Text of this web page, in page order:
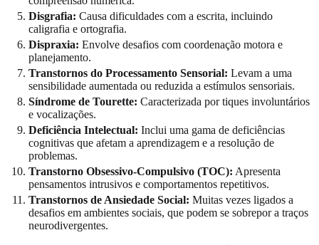
Disgrafia: Causa dificuldades com a escrita, incluindo
caligrafia e ortografia.
Dispraxia: Envolve desafios com coordenação motora e
planejamento.
Transtornos do Processamento Sensorial: Levam a uma
sensibilidade aumentada ou reduzida a estímulos sensoriais.
Síndrome de Tourette: Caracterizada por tiques involuntários
e vocalizações.
Deficiência Intelectual: Inclui uma gama de deficiências
cognitivas que afetam a aprendizagem e a resolução de
problemas.
Transtorno Obsessivo-Compulsivo (TOC): Apresenta
pensamentos intrusivos e comportamentos repetitivos.
Transtornos de Ansiedade Social: Muitas vezes ligados a
desafios em ambientes sociais, que podem se sobrepor a traços
neurodivergentes.